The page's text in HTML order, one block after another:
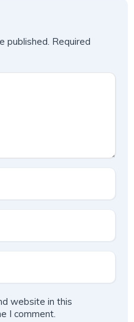
published. Required
website in this
I comment.